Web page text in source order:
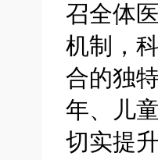
召全体
机制，
合的独
年、儿
切实提